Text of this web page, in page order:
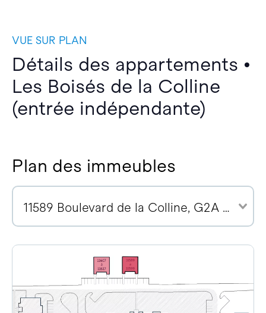
VUE SUR PLAN
Détails des appartements •
Les Boisés de la Colline
(entrée indépendante)
Plan des immeubles
11589 Boulevard de la Colline, G2A 2E1